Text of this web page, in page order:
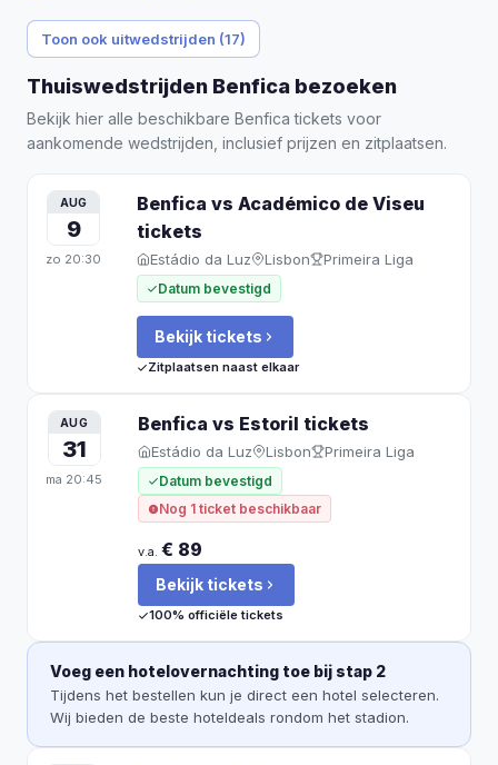
Toon ook uitwedstrijden (17)
Thuiswedstrijden Benfica bezoeken
Bekijk hier alle beschikbare Benfica tickets voor
aankomende wedstrijden, inclusief prijzen en zitplaatsen.
AUG
9
zo 20:30
Benfica vs Académico de Viseu
tickets
Estádio da Luz Lisbon Primeira Liga
Datum bevestigd
Bekijk tickets
Zitplaatsen naast elkaar
AUG
31
ma 20:45
Benfica vs Estoril tickets
Estádio da Luz Lisbon Primeira Liga
Datum bevestigd
Nog 1 ticket beschikbaar
v.a. € 89
Bekijk tickets
100% officiële tickets
Voeg een hotelovernachting toe bij stap 2
Tijdens het bestellen kun je direct een hotel selecteren.
Wij bieden de beste hoteldeals rondom het stadion.